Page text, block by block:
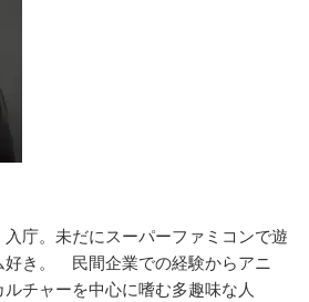
庁。未だにスーパーファミコンで遊
好き。 民間企業での経験からアニ
チャーを中心に嗜む多趣味な人